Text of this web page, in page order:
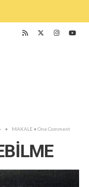
• MAKALE • One Comment